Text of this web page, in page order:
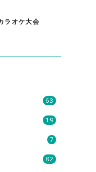
ラオケ大会
63
19
7
82